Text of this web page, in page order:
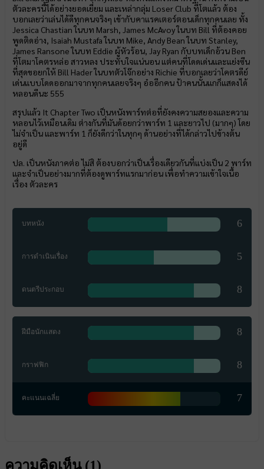
ตัวละครนี้ได้อย่างยอดเยี่ยม และเหล่ากลุ่ม Loser Club ที่โตแล้ว ต้อง
บอกเลยว่าเล่นได้ดีทุกคนจริงๆ เข้ากับคาแรคเตอร์ตอนเด็กทุกคนเลย ทั้ง
Jessica Chastian ในบท Marsh, James McAvoy ในบท Bill ที่ต้องคอย
พูดติดอ่าง, Isaiah Mustafa ในบท Mike, Andy Bean ในบท Stanley,
James Ransone ในบท Eddie ผู้หัวร้อน, Jay Ryan กับบทเด็กอ้วน Ben
ที่โตมาโคตรหล่อ สาวหลง ประทับใจแน่นอน แต่คนที่โดดเด่นและแย่งซีน
ที่สุดขอยกให้ Bill Hader ในบทตัวโจ๊กอย่าง Richie ที่บอกเลยว่าโคตรดีย์
เด่นแบบโดดออกมาจากทุกคนเลยจริงๆ อ๋ออีกคน ป้าคนนั้นแกก็แสดงได้
หลอนดีนะ 555
สรุปแล้ว It Chapter Two เป็นหนังพาร์ทต่อที่ยังคงความสยองและความ
หลอนไว้เหมือนเดิม ต่างกันที่มันด้อยกว่าพาร์ท 1 และยาวไป (มากๆ) โดย
ไม่จำเป็น และพาร์ท 1 ก็ยังดีกว่าในทุกๆ ด้านอย่างที่ได้กล่าวไปข้างต้น
อยู่ดี
ปล. เป็นหนังภาคต่อ ไม่สิ ต้องบอกว่าเป็นเรื่องเดียวกันที่แบ่งเป็น 2 พาร์ท
และจำเป็นอย่างมากที่ต้องดูพาร์ทแรกมาก่อน เพื่อทำความเข้าใจเนื้อ
เรื่อง ตัวละคร
บทหนัง 6
การดำเนินเรื่อง 5
ดนตรีประกอบ 8
ฝีมือนักแสดง 8
กราฟฟิก 8
คะแนนเฉลี่ย 7
ความคิดเห็น (1)